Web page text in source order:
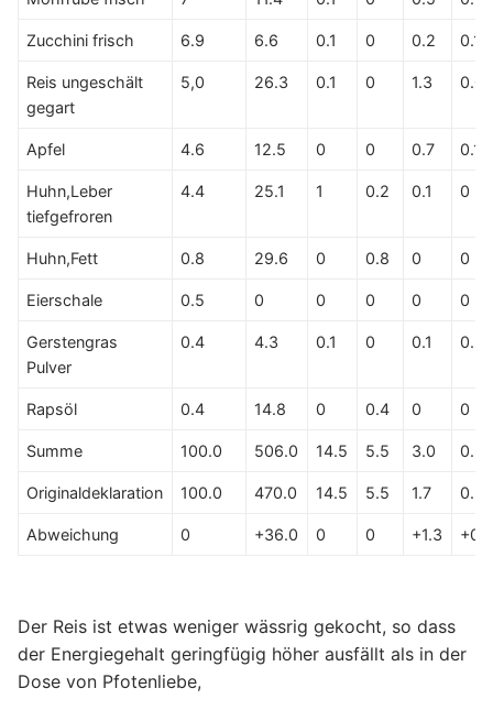
Zucchini frisch 6.9 6.6 0.1 0 0.2 0.1
Reis ungeschält
gegart
5,0 26.3 0.1 0 1.3 0.0
Apfel 4.6 12.5 0 0 0.7 0.1
Huhn,Leber
tiefgefroren
4.4 25.1 1 0.2 0.1 0
Huhn,Fett 0.8 29.6 0 0.8 0 0
Eierschale 0.5 0 0 0 0 0
Gerstengras
Pulver
0.4 4.3 0.1 0 0.1 0.2
Rapsöl 0.4 14.8 0 0.4 0 0
Summe 100.0 506.0 14.5 5.5 3.0 0.6
Originaldeklaration 100.0 470.0 14.5 5.5 1.7 0.3
Abweichung 0 +36.0 0 0 +1.3
Der Reis ist etwas weniger wässrig gekocht, so dass
der Energiegehalt geringfügig höher ausfällt als in der
Dose von Pfotenliebe,